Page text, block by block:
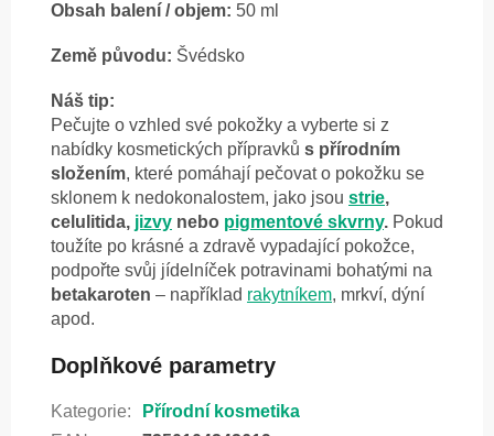
Obsah balení / objem: 50 ml
Země původu: Švédsko
Náš tip:
Pečujte o vzhled své pokožky a vyberte si z
nabídky kosmetických přípravků s přírodním
složením, které pomáhají pečovat o pokožku se
sklonem k nedokonalostem, jako jsou strie,
celulitida, jizvy nebo pigmentové skvrny. Pokud
toužíte po krásné a zdravě vypadající pokožce,
podpořte svůj jídelníček potravinami bohatými na
betakaroten – například rakytníkem, mrkví, dýní
apod.
Doplňkové parametry
Kategorie:
Přírodní kosmetika